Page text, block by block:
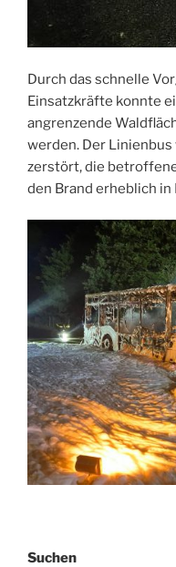
Durch das schnelle
Einsatzkräfte konnte
angrenzende
werden. Der
zerstört, die
den Brand erheblich
Suchen